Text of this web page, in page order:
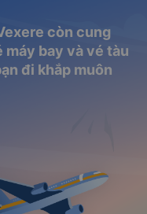
còn cung
máy bay và vé tàu
đi khắp muôn